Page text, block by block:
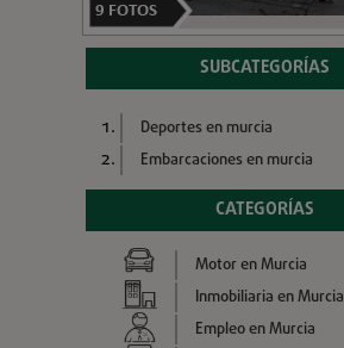
9 FOTOS
SUBCATEGORÍAS
Deportes en murcia
Embarcaciones en murcia
CATEGORÍAS
Motor en Murcia
Inmobiliaria en Murcia
Empleo en Murcia